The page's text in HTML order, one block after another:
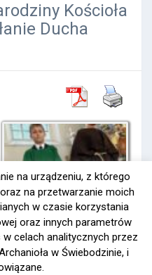
Kościoła
Ducha
na urządzeniu, z którego
na przetwarzanie moich
w czasie korzystania
oraz innych parametrów
celach analitycznych przez
w Świebodzinie, i